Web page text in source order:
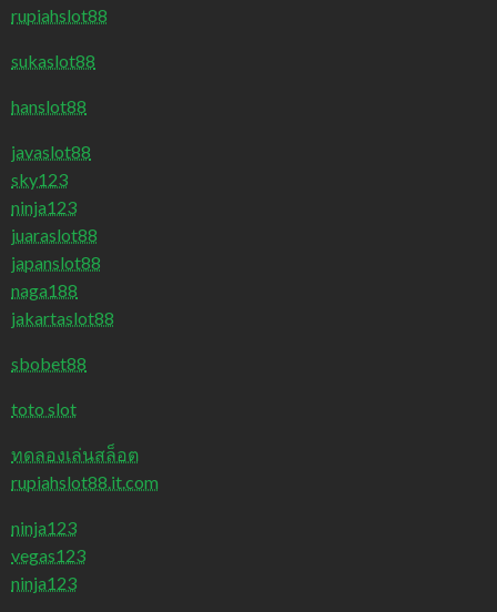
rupiahslot88
sukaslot88
hanslot88
javaslot88
sky123
ninja123
juaraslot88
japanslot88
naga188
jakartaslot88
sbobet88
toto slot
ทดลองเล่นสล็อต
rupiahslot88.it.com
ninja123
vegas123
ninja123